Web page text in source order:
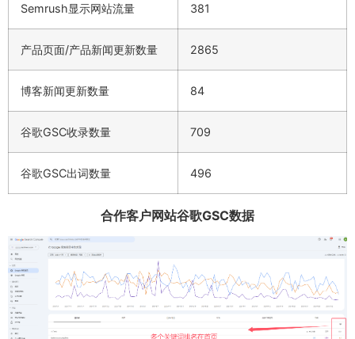
Semrush显示网站流量 381
产品页面/产品新闻更新数量 2865
博客新闻更新数量 84
谷歌GSC收录数量 709
谷歌GSC出词数量 496
合作客户网站谷歌GSC数据